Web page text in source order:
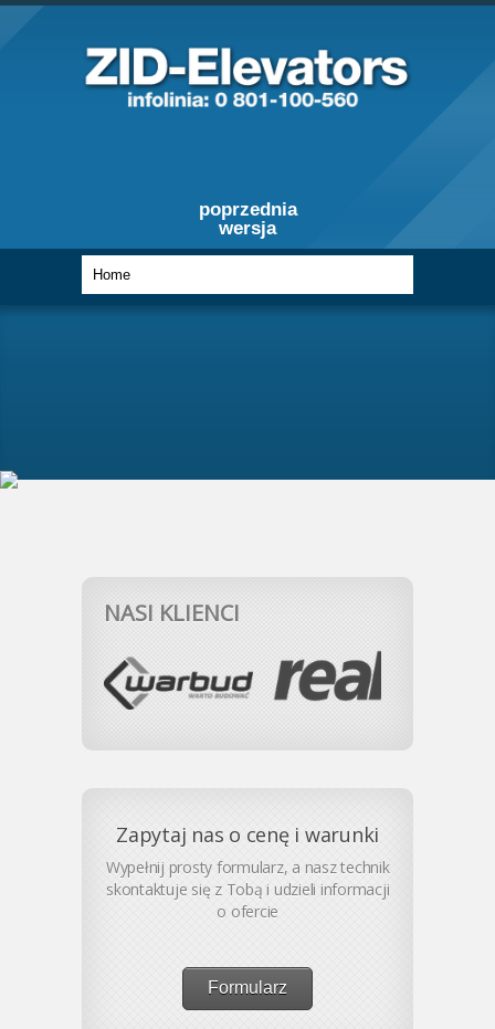
poprzednia
wersja
NASI KLIENCI
Zapytaj nas o cenę i warunki
Wypełnij prosty formularz, a nasz technik
skontaktuje się z Tobą i udzieli informacji
o ofercie
Formularz